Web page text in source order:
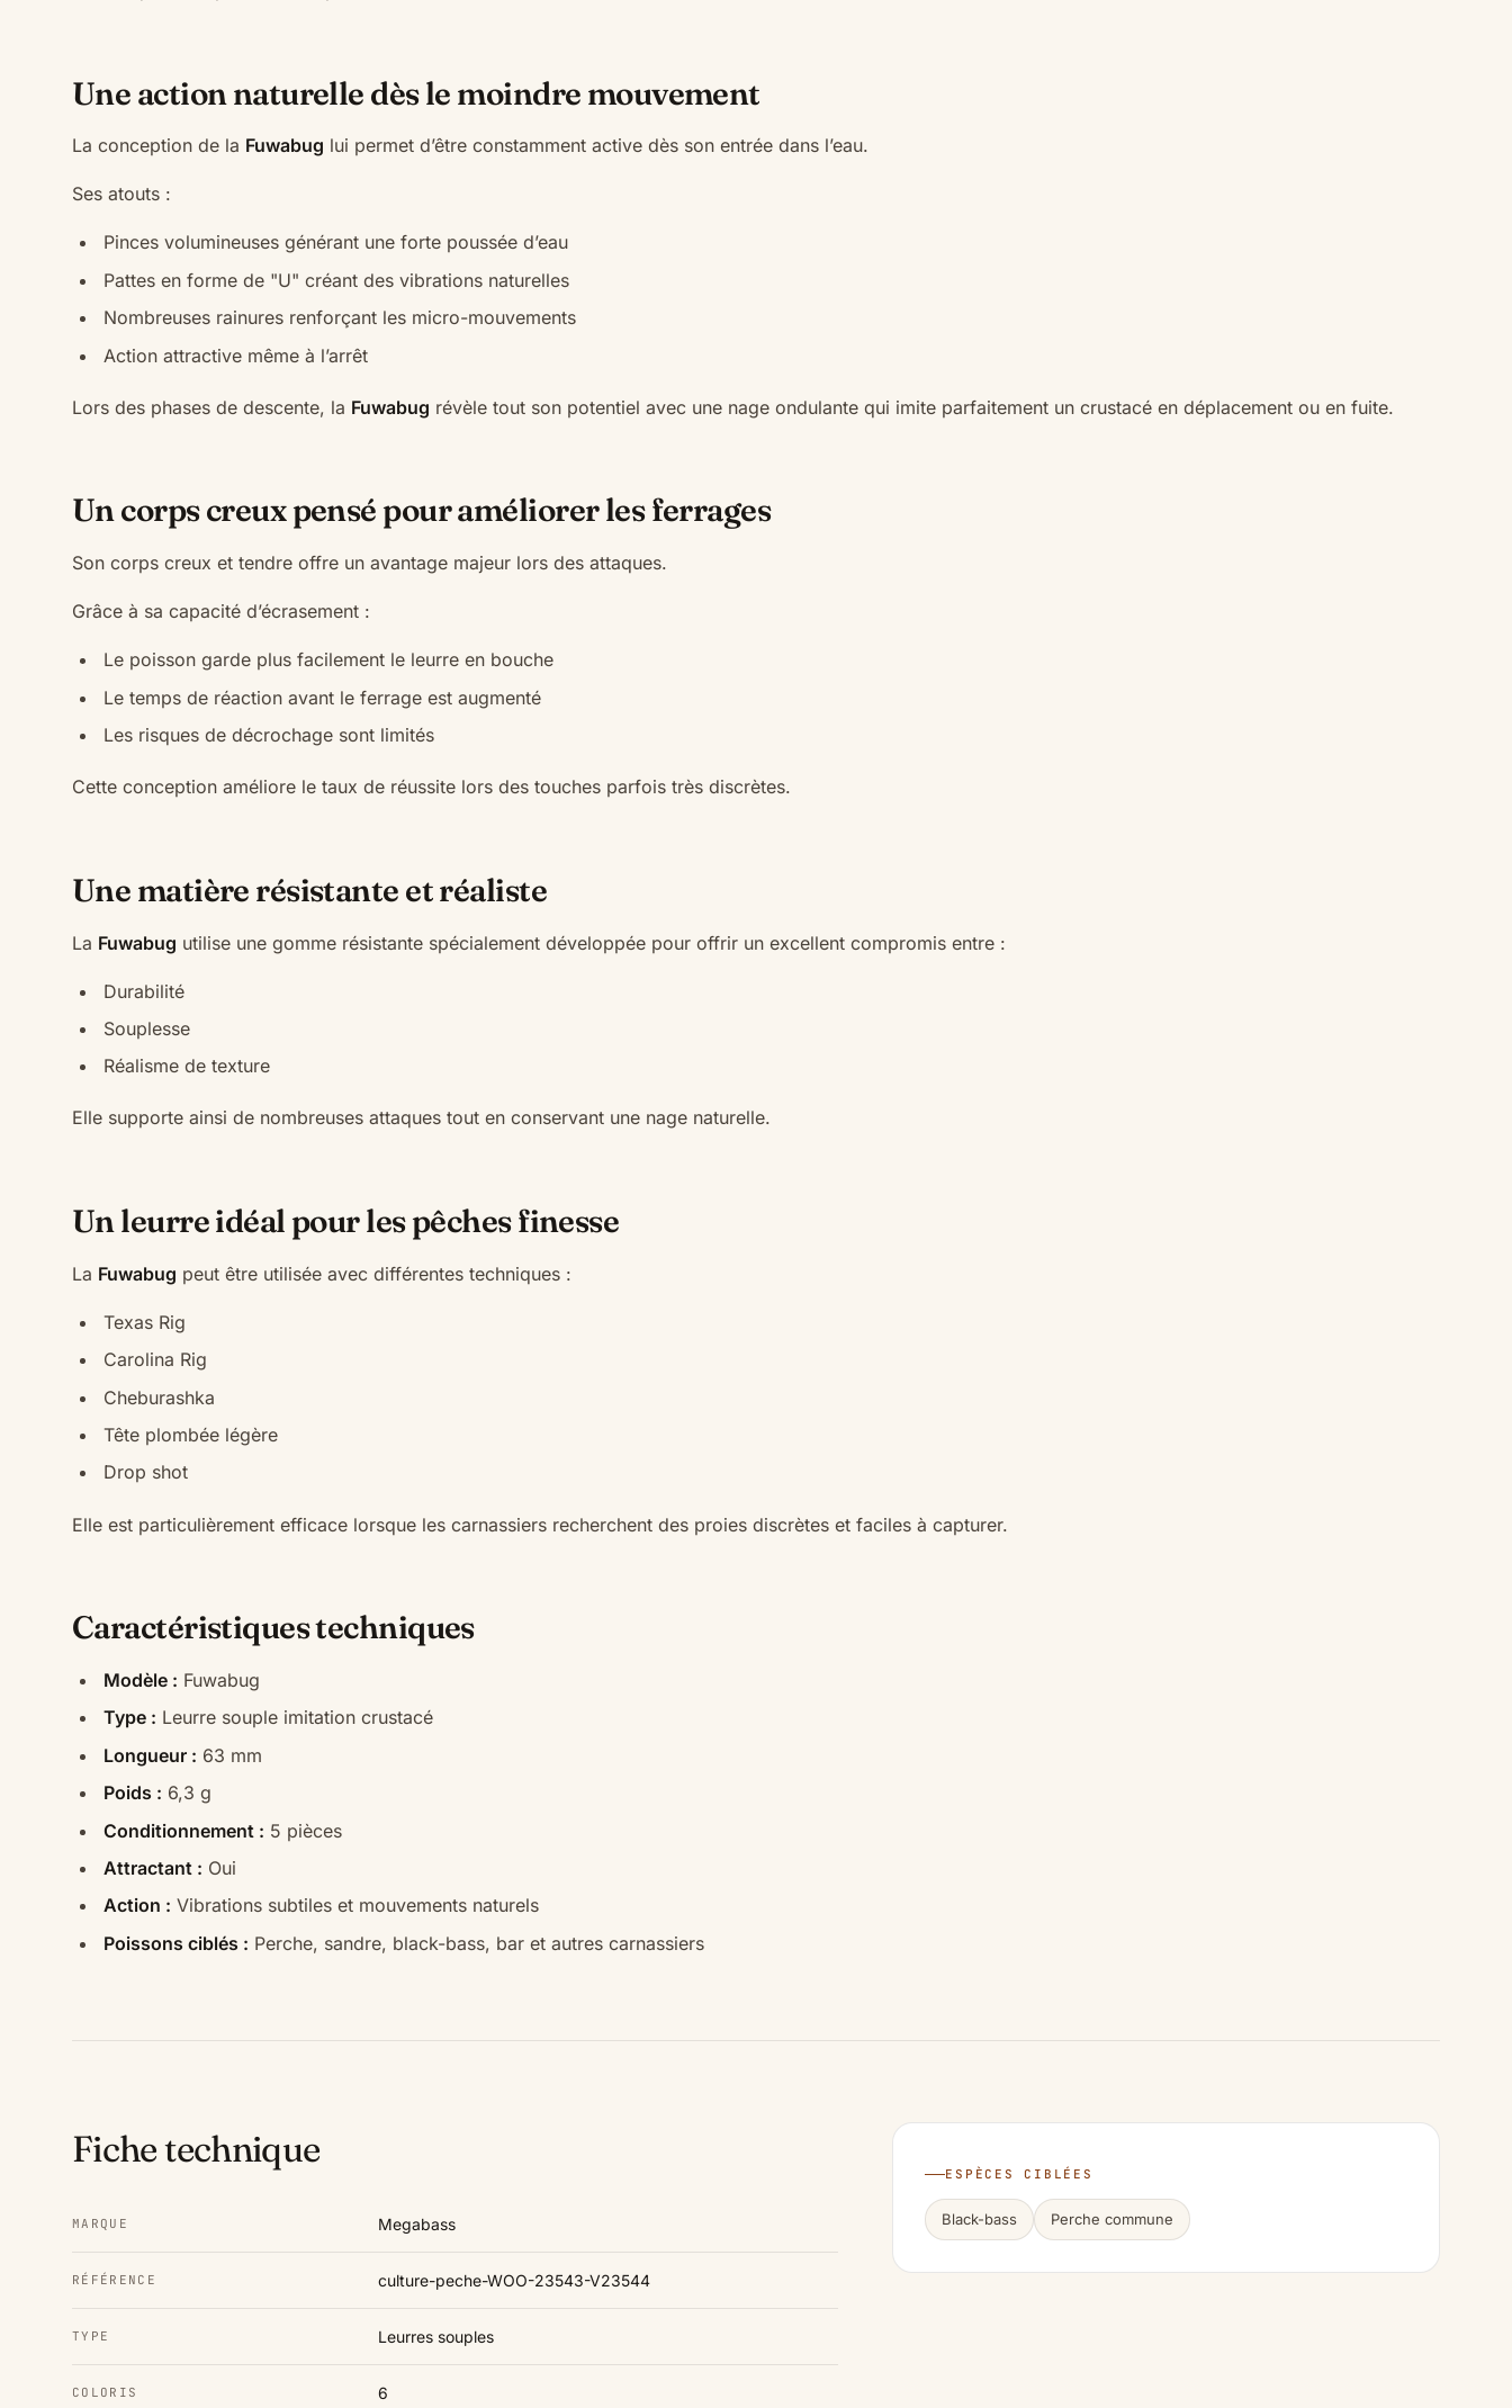
Une action naturelle dès le moindre mouvement
La conception de la Fuwabug lui permet d’être constamment active dès son entrée dans l’eau.
Ses atouts :
Pinces volumineuses générant une forte poussée d’eau
Pattes en forme de "U" créant des vibrations naturelles
Nombreuses rainures renforçant les micro-mouvements
Action attractive même à l’arrêt
Lors des phases de descente, la Fuwabug révèle tout son potentiel avec une nage ondulante qui imite parfaitement un crustacé en déplacement ou en fuite.
Un corps creux pensé pour améliorer les ferrages
Son corps creux et tendre offre un avantage majeur lors des attaques.
Grâce à sa capacité d’écrasement :
Le poisson garde plus facilement le leurre en bouche
Le temps de réaction avant le ferrage est augmenté
Les risques de décrochage sont limités
Cette conception améliore le taux de réussite lors des touches parfois très discrètes.
Une matière résistante et réaliste
La Fuwabug utilise une gomme résistante spécialement développée pour offrir un excellent compromis entre :
Durabilité
Souplesse
Réalisme de texture
Elle supporte ainsi de nombreuses attaques tout en conservant une nage naturelle.
Un leurre idéal pour les pêches finesse
La Fuwabug peut être utilisée avec différentes techniques :
Texas Rig
Carolina Rig
Cheburashka
Tête plombée légère
Drop shot
Elle est particulièrement efficace lorsque les carnassiers recherchent des proies discrètes et faciles à capturer.
Caractéristiques techniques
Modèle : Fuwabug
Type : Leurre souple imitation crustacé
Longueur : 63 mm
Poids : 6,3 g
Conditionnement : 5 pièces
Attractant : Oui
Action : Vibrations subtiles et mouvements naturels
Poissons ciblés : Perche, sandre, black-bass, bar et autres carnassiers
Fiche technique
MARQUE Megabass
RÉFÉRENCE culture-peche-WOO-23543-V23544
TYPE Leurres souples
COLORIS 6
ESPÈCES CIBLÉES
Black-bass Perche commune